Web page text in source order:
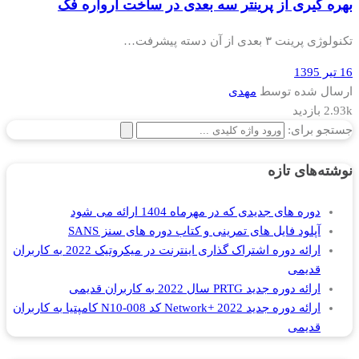
بهره گیری از پرینتر سه بعدی در ساخت ارواره فک
تکنولوژی پرینت ۳ بعدی از آن دسته پیشرفت…
16 تیر 1395
ارسال شده توسط مهدی
2.93k بازدید
جستجو برای:
نوشته‌های تازه
دوره های جدیدی که در مهرماه 1404 ارائه می شود
آپلود فایل های تمرینی و کتاب دوره های سنز SANS
ارائه دوره اشتراک گذاری اینترنت در میکروتیک 2022 به کاربران
قدیمی
ارائه دوره جدید PRTG سال 2022 به کاربران قدیمی
ارائه دوره جدید Network+ 2022 کد N10-008 کامپتیا به کاربران
قدیمی